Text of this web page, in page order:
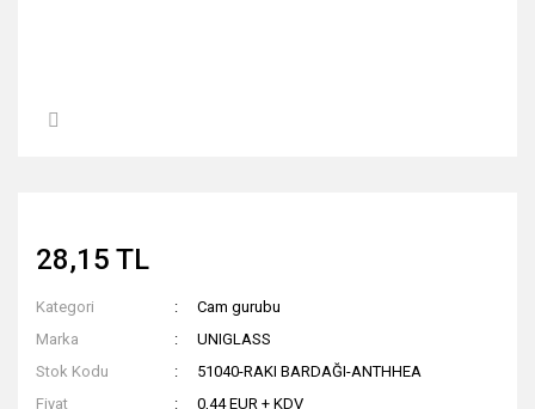
28,15 TL
Kategori
Cam gurubu
Marka
UNIGLASS
Stok Kodu
51040-RAKI BARDAĞI-ANTHHEA
Fiyat
0,44 EUR + KDV